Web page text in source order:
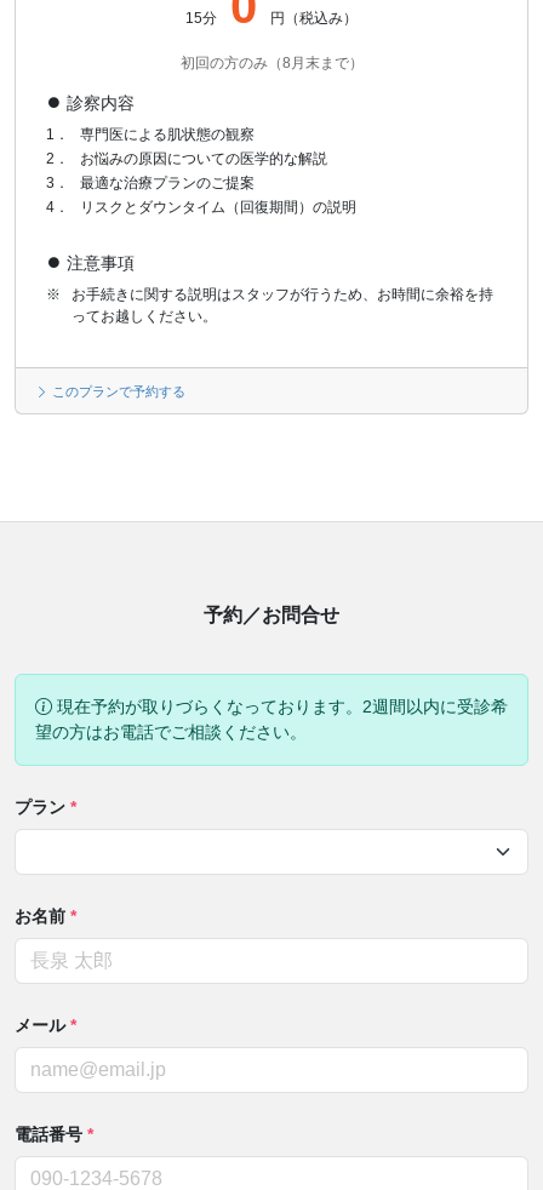
15分 円（税込み）
初回の方のみ（8月末まで）
診察内容
1．
専門医による肌状態の観察
2．
お悩みの原因についての医学的な解説
3．
最適な治療プランのご提案
4．
リスクとダウンタイム（回復期間）の説明
注意事項
※
お手続きに関する説明はスタッフが行うため、お時間に余裕を持
ってお越しください。
このプランで予約する
予約／お問合せ
現在予約が取りづらくなっております。2週間以内に受診希
望の方はお電話でご相談ください。
プラン *
お名前 *
メール*
電話番号 *